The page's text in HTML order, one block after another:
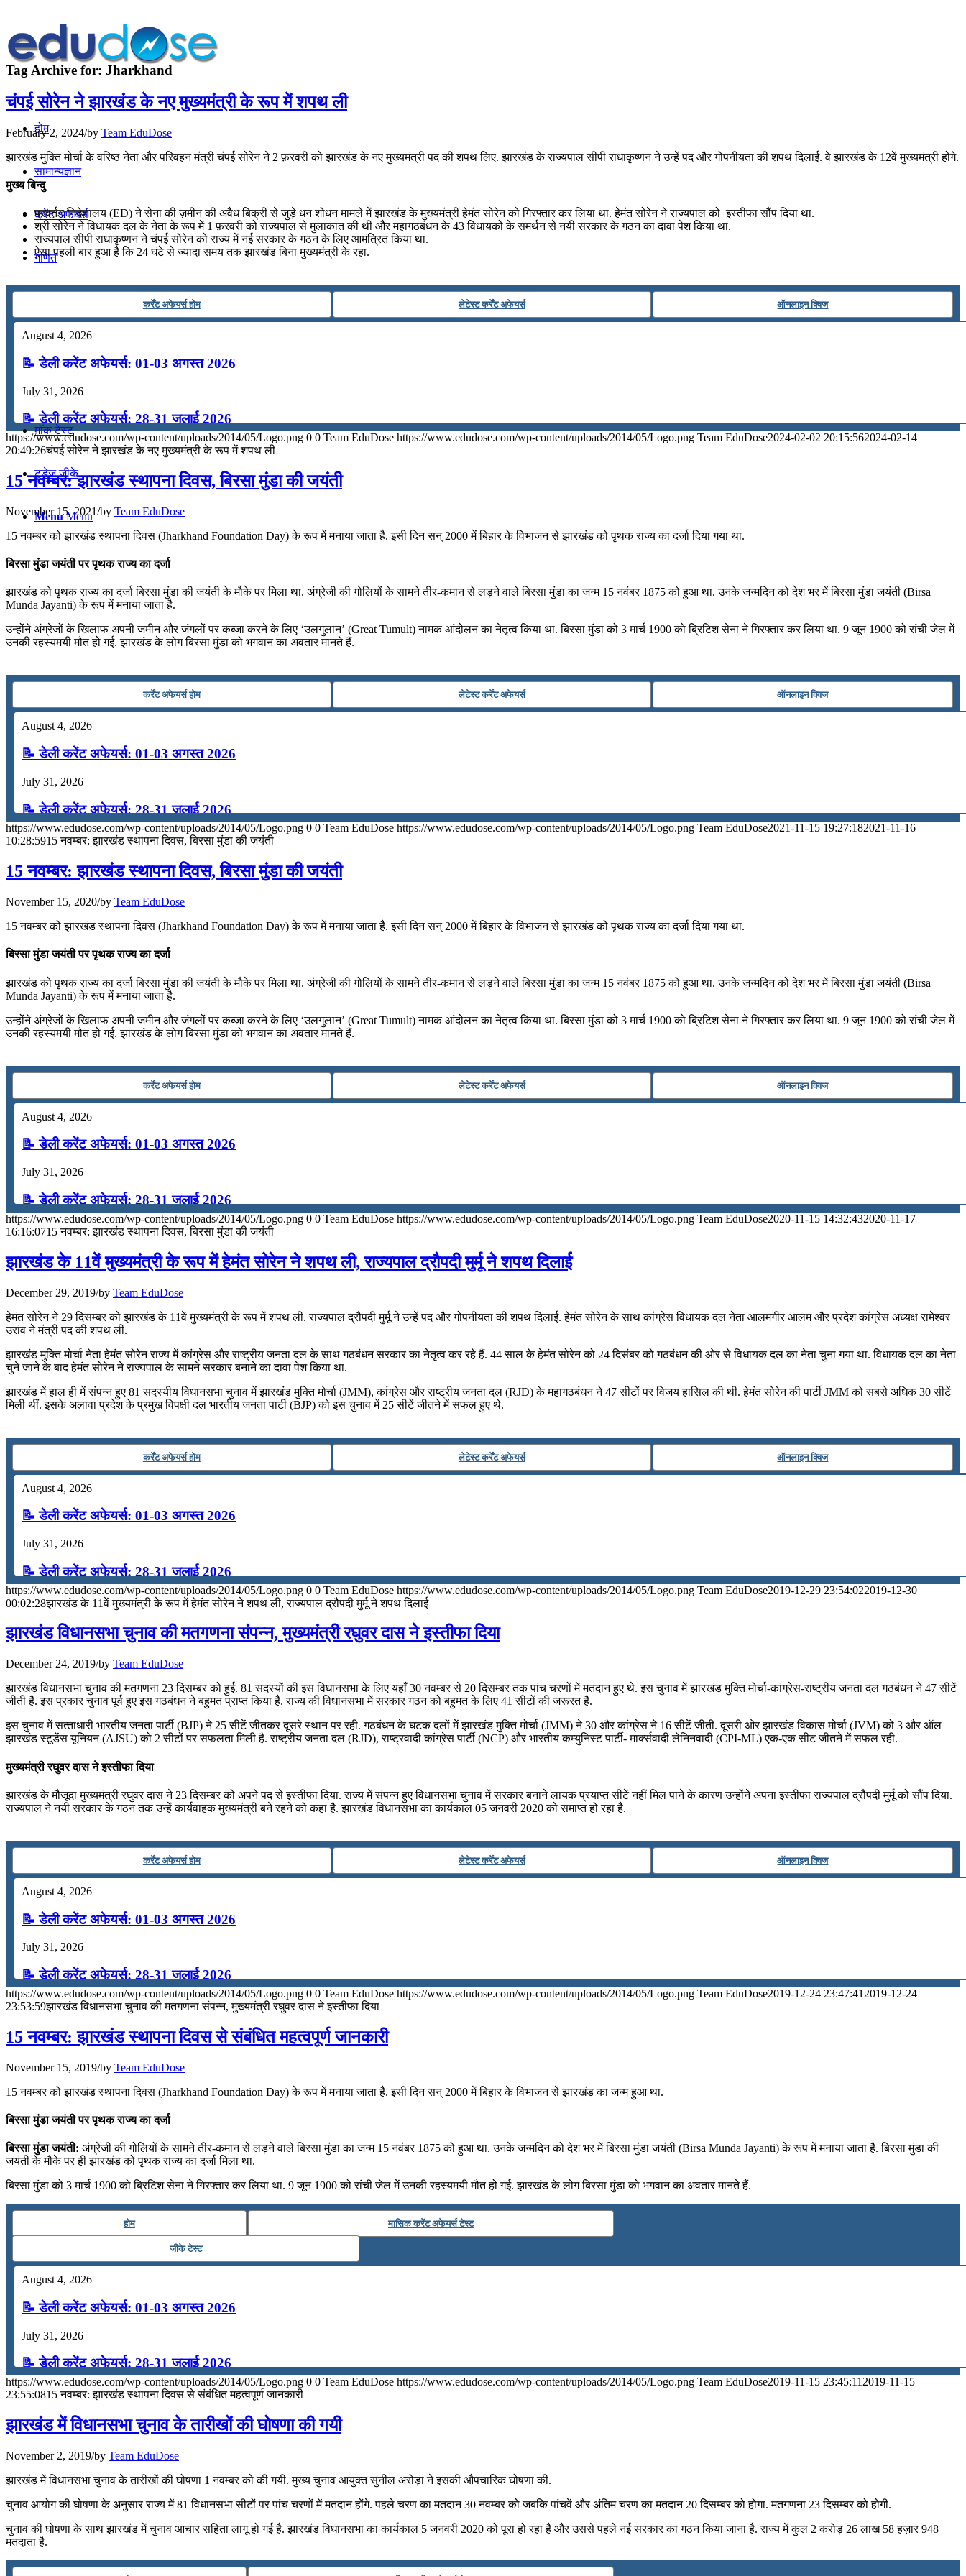
होम
सामान्यज्ञान
करेंट अफेयर्स
गणित
कंप्यूटर
अंग्रेजी
मॉक टेस्ट
टुडेज जीके
Menu Menu
Tag Archive for: Jharkhand
चंपई सोरेन ने झारखंड के नए मुख्यमंत्री के रूप में शपथ ली
February 2, 2024/by Team EduDose
झारखंड मुक्ति मोर्चा के वरिष्ठ नेता और परिवहन मंत्री चंपई सोरेन ने 2 फ़रवरी को झारखंड के नए मुख्यमंत्री पद की शपथ लिए. झारखंड के राज्यपाल सीपी राधाकृष्णन ने उन्हें पद और गोपनीयता की शपथ दिलाई. वे झारखंड के 12वें मुख्यमंत्री होंगे.
मुख्य बिन्दु
प्रवर्तन निदेशालय (ED) ने सेना की ज़मीन की अवैध बिक्री से जुड़े धन शोधन मामले में झारखंड के मुख्यमंत्री हेमंत सोरेन को गिरफ्तार कर लिया था. हेमंत सोरेन ने राज्यपाल को इस्तीफा सौंप दिया था.
श्री सोरेन ने विधायक दल के नेता के रूप में 1 फ़रवरी को राज्यपाल से मुलाकात की थी और महागठबंधन के 43 विधायकों के समर्थन से नयी सरकार के गठन का दावा पेश किया था.
राज्यपाल सीपी राधाकृष्णन ने चंपई सोरेन को राज्य में नई सरकार के गठन के लिए आमंत्रित किया था.
ऐसा पहली बार हुआ है कि 24 घंटे से ज्यादा समय तक झारखंड बिना मुख्यमंत्री के रहा.
कर्रेंट अफेयर्स होम लेटेस्ट कर्रेंट अफेयर्स ऑनलाइन क्विज
August 4, 2026
📝 डेली करेंट अफेयर्स: 01-03 अगस्त 2026
July 31, 2026
📝 डेली करेंट अफेयर्स: 28-31 जुलाई 2026
July 28, 2026
📝 डेली करेंट अफेयर्स: 25-27 जुलाई 2026
📝 डेली करेंट अफेयर्स: 22-24 जुलाई 2026
July 22, 2026
📝 डेली करेंट अफेयर्स: 19-21 जुलाई 2026
July 19, 2026
📝 डेली करेंट अफेयर्स: 16-18 जुलाई 2026
📝 डेली करेंट अफेयर्स: 13-15 जुलाई 2026
https://www.edudose.com/wp-content/uploads/2014/05/Logo.png 0 0 Team EduDose https://www.edudose.com/wp-content/uploads/2014/05/Logo.png Team EduDose2024-02-02 20:15:562024-02-14
20:49:26चंपई सोरेन ने झारखंड के नए मुख्यमंत्री के रूप में शपथ ली
15 नवम्बर: झारखंड स्‍थापना दिवस, बिरसा मुंडा की जयंती
November 15, 2021/by Team EduDose
15 नवम्बर को झारखंड स्‍थापना दिवस (Jharkhand Foundation Day) के रूप में मनाया जाता है. इसी दिन सन् 2000 में बिहार के विभाजन से झारखंड को पृथक राज्‍य का दर्जा दिया गया था.
बिरसा मुंडा जयंती पर पृथक राज्‍य का दर्जा
झारखंड को पृथक राज्‍य का दर्जा बिरसा मुंडा की जयंती के मौके पर मिला था. अंग्रेजी की गोलियों के सामने तीर-कमान से लड़ने वाले बिरसा मुंडा का जन्‍म 15 नवंबर 1875 को हुआ था. उनके जन्‍मदिन को देश भर में बिरसा मुंडा जयंती (Birsa
Munda Jayanti) के रूप में मनाया जाता है.
उन्होंने अंग्रेजों के खिलाफ अपनी जमीन और जंगलों पर कब्जा करने के लिए ‘उलगुलान’ (Great Tumult) नामक आंदोलन का नेतृत्व किया था. बिरसा मुंडा को 3 मार्च 1900 को ब्रिटिश सेना ने गिरफ्तार कर लिया था. 9 जून 1900 को रांची जेल में
उनकी रहस्‍यमयी मौत हो गई. झारखंड के लोग बिरसा मुंडा को भगवान का अवतार मानते हैं.
कर्रेंट अफेयर्स होम लेटेस्ट कर्रेंट अफेयर्स ऑनलाइन क्विज
August 4, 2026
📝 डेली करेंट अफेयर्स: 01-03 अगस्त 2026
July 31, 2026
📝 डेली करेंट अफेयर्स: 28-31 जुलाई 2026
July 28, 2026
📝 डेली करेंट अफेयर्स: 25-27 जुलाई 2026
📝 डेली करेंट अफेयर्स: 22-24 जुलाई 2026
July 22, 2026
📝 डेली करेंट अफेयर्स: 19-21 जुलाई 2026
July 19, 2026
📝 डेली करेंट अफेयर्स: 16-18 जुलाई 2026
📝 डेली करेंट अफेयर्स: 13-15 जुलाई 2026
https://www.edudose.com/wp-content/uploads/2014/05/Logo.png 0 0 Team EduDose https://www.edudose.com/wp-content/uploads/2014/05/Logo.png Team EduDose2021-11-15 19:27:182021-11-16
10:28:5915 नवम्बर: झारखंड स्‍थापना दिवस, बिरसा मुंडा की जयंती
15 नवम्बर: झारखंड स्‍थापना दिवस, बिरसा मुंडा की जयंती
November 15, 2020/by Team EduDose
15 नवम्बर को झारखंड स्‍थापना दिवस (Jharkhand Foundation Day) के रूप में मनाया जाता है. इसी दिन सन् 2000 में बिहार के विभाजन से झारखंड को पृथक राज्‍य का दर्जा दिया गया था.
बिरसा मुंडा जयंती पर पृथक राज्‍य का दर्जा
झारखंड को पृथक राज्‍य का दर्जा बिरसा मुंडा की जयंती के मौके पर मिला था. अंग्रेजी की गोलियों के सामने तीर-कमान से लड़ने वाले बिरसा मुंडा का जन्‍म 15 नवंबर 1875 को हुआ था. उनके जन्‍मदिन को देश भर में बिरसा मुंडा जयंती (Birsa
Munda Jayanti) के रूप में मनाया जाता है.
उन्होंने अंग्रेजों के खिलाफ अपनी जमीन और जंगलों पर कब्जा करने के लिए ‘उलगुलान’ (Great Tumult) नामक आंदोलन का नेतृत्व किया था. बिरसा मुंडा को 3 मार्च 1900 को ब्रिटिश सेना ने गिरफ्तार कर लिया था. 9 जून 1900 को रांची जेल में
उनकी रहस्‍यमयी मौत हो गई. झारखंड के लोग बिरसा मुंडा को भगवान का अवतार मानते हैं.
कर्रेंट अफेयर्स होम लेटेस्ट कर्रेंट अफेयर्स ऑनलाइन क्विज
August 4, 2026
📝 डेली करेंट अफेयर्स: 01-03 अगस्त 2026
July 31, 2026
📝 डेली करेंट अफेयर्स: 28-31 जुलाई 2026
July 28, 2026
📝 डेली करेंट अफेयर्स: 25-27 जुलाई 2026
📝 डेली करेंट अफेयर्स: 22-24 जुलाई 2026
July 22, 2026
📝 डेली करेंट अफेयर्स: 19-21 जुलाई 2026
July 19, 2026
📝 डेली करेंट अफेयर्स: 13-15 जुलाई 2026
https://www.edudose.com/wp-content/uploads/2014/05/Logo.png 0 0 Team EduDose https://www.edudose.com/wp-content/uploads/2014/05/Logo.png Team EduDose2020-11-15 14:32:432020-11-17
16:16:0715 नवम्बर: झारखंड स्‍थापना दिवस, बिरसा मुंडा की जयंती
झारखंड के 11वें मुख्‍यमंत्री के रूप में हेमंत सोरेन ने शपथ ली, राज्यपाल द्रौपदी मुर्मू ने शपथ दिलाई
December 29, 2019/by Team EduDose
हेमंत सोरेन ने 29 दिसम्बर को झारखंड के 11वें मुख्‍यमंत्री के रूप में शपथ ली. राज्यपाल द्रौपदी मुर्मू ने उन्हें पद और गोपनीयता की शपथ दिलाई. हेमंत सोरेन के साथ कांग्रेस विधायक दल नेता आलमगीर आलम और प्रदेश कांग्रेस अध्यक्ष रामेश्वर
उरांव ने मंत्री पद की शपथ ली.
झारखंड मुक्ति मोर्चा नेता हेमंत सोरेन राज्‍य में कांग्रेस और राष्‍ट्रीय जनता दल के साथ गठबंधन सरकार का नेतृत्‍व कर रहे हैं. 44 साल के हेमंत सोरेन को 24 दिसंबर को गठबंधन की ओर से विधायक दल का नेता चुना गया था. विधायक दल का नेता
चुने जाने के बाद हेमंत सोरेन ने राज्यपाल के सामने सरकार बनाने का दावा पेश किया था.
झारखंड में हाल ही में संपन्न हुए 81 सदस्यीय विधानसभा चुनाव में झारखंड मुक्ति मोर्चा (JMM), कांग्रेस और राष्ट्रीय जनता दल (RJD) के महागठबंधन ने 47 सीटों पर विजय हासिल की थी. हेमंत सोरेन की पार्टी JMM को सबसे अधिक 30 सीटें
मिली थीं. इसके अलावा प्रदेश के प्रमुख विपक्षी दल भारतीय जनता पार्टी (BJP) को इस चुनाव में 25 सीटें जीतने में सफल हुए थे.
कर्रेंट अफेयर्स होम लेटेस्ट कर्रेंट अफेयर्स ऑनलाइन क्विज
August 4, 2026
📝 डेली करेंट अफेयर्स: 01-03 अगस्त 2026
July 31, 2026
📝 डेली करेंट अफेयर्स: 28-31 जुलाई 2026
July 28, 2026
📝 डेली करेंट अफेयर्स: 25-27 जुलाई 2026
📝 डेली करेंट अफेयर्स: 22-24 जुलाई 2026
July 22, 2026
📝 डेली करेंट अफेयर्स: 19-21 जुलाई 2026
July 19, 2026
📝 डेली करेंट अफेयर्स: 16-18 जुलाई 2026
📝 डेली करेंट अफेयर्स: 13-15 जुलाई 2026
https://www.edudose.com/wp-content/uploads/2014/05/Logo.png 0 0 Team EduDose https://www.edudose.com/wp-content/uploads/2014/05/Logo.png Team EduDose2019-12-29 23:54:022019-12-30
00:02:28झारखंड के 11वें मुख्‍यमंत्री के रूप में हेमंत सोरेन ने शपथ ली, राज्यपाल द्रौपदी मुर्मू ने शपथ दिलाई
झारखंड विधानसभा चुनाव की मतगणना संपन्न, मुख्‍यमंत्री रघुवर दास ने इस्तीफा दिया
December 24, 2019/by Team EduDose
झारखंड विधानसभा चुनाव की मतगणना 23 दिसम्बर को हुई. 81 सदस्‍यों की इस विधानसभा के लिए यहाँ 30 नवम्‍बर से 20 दिसम्‍बर तक पांच चरणों में मतदान हुए थे. इस चुनाव में झारखंड मुक्ति मोर्चा-कांग्रेस-राष्‍ट्रीय जनता दल गठबंधन ने 47 सीटें
जीती हैं. इस प्रकार चुनाव पूर्व हुए इस गठबंधन ने बहुमत प्राप्त किया है. राज्य की विधानसभा में सरकार गठन को बहुमत के लिए 41 सीटों की जरूरत है.
इस चुनाव में सत्‍ताधारी भारतीय जनता पार्टी (BJP) ने 25 सीटें जीतकर दूसरे स्थान पर रही. गठबंधन के घटक दलों में झारखंड मुक्ति मोर्चा (JMM) ने 30 और कांग्रेस ने 16 सीटें जीती. दूसरी ओर झारखंड विकास मोर्चा (JVM) को 3 और ऑल
झारखंड स्‍टूडेंस यूनियन (AJSU) को 2 सीटों पर सफलता मिली है. राष्‍ट्रीय जनता दल (RJD), राष्‍ट्रवादी कांग्रेस पार्टी (NCP) और भारतीय कम्‍युनिस्‍ट पार्टी- मार्क्सवादी लेनिनवादी (CPI-ML) एक-एक सीट जीतने में सफल रही.
मुख्‍यमंत्री रघुवर दास ने इस्तीफा दिया
झारखंड के मौजूदा मुख्‍यमंत्री रघुवर दास ने 23 दिसम्बर को अपने पद से इस्तीफा दिया. राज्य में संपन्न हुए विधानसभा चुनाव में सरकार बनाने लायक प्रयाप्त सीटें नहीं मिल पाने के कारण उन्होंने अपना इस्तीफा राज्‍यपाल द्रौपदी मुर्मू को सौंप दिया.
राज्‍यपाल ने नयी सरकार के गठन तक उन्‍हें कार्यवाहक मुख्यमंत्री बने रहने को कहा है. झारखंड विधानसभा का कार्यकाल 05 जनवरी 2020 को समाप्‍त हो रहा है.
कर्रेंट अफेयर्स होम लेटेस्ट कर्रेंट अफेयर्स ऑनलाइन क्विज
August 4, 2026
📝 डेली करेंट अफेयर्स: 01-03 अगस्त 2026
July 31, 2026
📝 डेली करेंट अफेयर्स: 28-31 जुलाई 2026
July 28, 2026
📝 डेली करेंट अफेयर्स: 25-27 जुलाई 2026
📝 डेली करेंट अफेयर्स: 22-24 जुलाई 2026
July 22, 2026
📝 डेली करेंट अफेयर्स: 19-21 जुलाई 2026
July 19, 2026
📝 डेली करेंट अफेयर्स: 16-18 जुलाई 2026
📝 डेली करेंट अफेयर्स: 13-15 जुलाई 2026
https://www.edudose.com/wp-content/uploads/2014/05/Logo.png 0 0 Team EduDose https://www.edudose.com/wp-content/uploads/2014/05/Logo.png Team EduDose2019-12-24 23:47:41 2019-12-24
23:53:59झारखंड विधानसभा चुनाव की मतगणना संपन्न, मुख्‍यमंत्री रघुवर दास ने इस्तीफा दिया
15 नवम्बर: झारखंड स्‍थापना दिवस से संबंधित महत्वपूर्ण जानकारी
November 15, 2019/by Team EduDose
15 नवम्बर को झारखंड स्‍थापना दिवस (Jharkhand Foundation Day) के रूप में मनाया जाता है. इसी दिन सन् 2000 में बिहार के विभाजन से झारखंड का जन्‍म हुआ था.
बिरसा मुंडा जयंती पर पृथक राज्‍य का दर्जा
बिरसा मुंडा जयंती: अंग्रेजी की गोलियों के सामने तीर-कमान से लड़ने वाले बिरसा मुंडा का जन्‍म 15 नवंबर 1875 को हुआ था. उनके जन्‍मदिन को देश भर में बिरसा मुंडा जयंती (Birsa Munda Jayanti) के रूप में मनाया जाता है. बिरसा मुंडा की
जयंती के मौके पर ही झारखंड को पृथक राज्‍य का दर्जा मिला था.
बिरसा मुंडा को 3 मार्च 1900 को ब्रिटिश सेना ने गिरफ्तार कर लिया था. 9 जून 1900 को रांची जेल में उनकी रहस्‍यमयी मौत हो गई. झारखंड के लोग बिरसा मुंडा को भगवान का अवतार मानते हैं.
होम मासिक करेंट अफेयर्स टेस्ट
जीके टेस्ट
August 4, 2026
📝 डेली करेंट अफेयर्स: 01-03 अगस्त 2026
July 31, 2026
📝 डेली करेंट अफेयर्स: 28-31 जुलाई 2026
July 28, 2026
📝 डेली करेंट अफेयर्स: 25-27 जुलाई 2026
📝 डेली करेंट अफेयर्स: 22-24 जुलाई 2026
July 22, 2026
📝 डेली करेंट अफेयर्स: 19-21 जुलाई 2026
July 19, 2026
https://www.edudose.com/wp-content/uploads/2014/05/Logo.png 0 0 Team EduDose https://www.edudose.com/wp-content/uploads/2014/05/Logo.png Team EduDose2019-11-15 23:45:11 2019-11-15
23:55:0815 नवम्बर: झारखंड स्‍थापना दिवस से संबंधित महत्वपूर्ण जानकारी
झारखंड में विधानसभा चुनाव के तारीखों की घोषणा की गयी
November 2, 2019/by Team EduDose
झारखंड में विधानसभा चुनाव के तारीखों की घोषणा 1 नवम्बर को की गयी. मुख्य चुनाव आयुक्त सुनील अरोड़ा ने इसकी औपचारिक घोषणा की.
चुनाव आयोग की घोषणा के अनुसार राज्य में 81 विधानसभा सीटों पर पांच चरणों में मतदान होंगे. पहले चरण का मतदान 30 नवम्‍बर को जबकि पांचवें और अंतिम चरण का मतदान 20 दिसम्बर को होगा. मतगणना 23 दिसम्‍बर को होगी.
चुनाव की घोषणा के साथ झारखंड में चुनाव आचार सहिंता लागू हो गई है. झारखंड विधानसभा का कार्यकाल 5 जनवरी 2020 को पूरा हो रहा है और उससे पहले नई सरकार का गठन किया जाना है. राज्य में कुल 2 करोड़ 26 लाख 58 हज़ार 948
मतदाता है.